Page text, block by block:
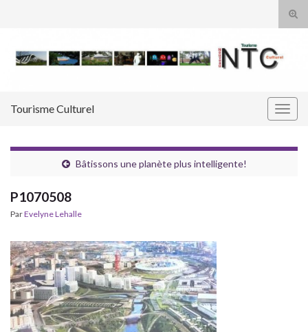
Tourisme Culturel
Bâtissons une planète plus intelligente!
P1070508
ParEvelyne Lehalle